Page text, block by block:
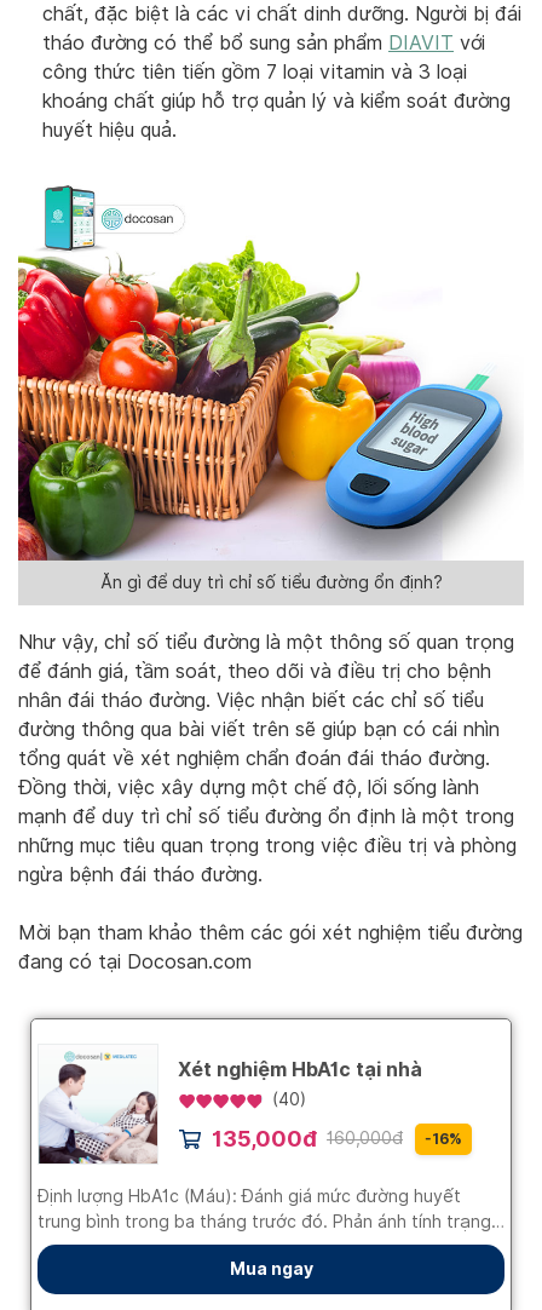
chất, đặc biệt là các vi chất dinh dưỡng. Người bị đái
tháo đường có thể bổ sung sản phẩm DIAVIT với
công thức tiên tiến gồm 7 loại vitamin và 3 loại
khoáng chất giúp hỗ trợ quản lý và kiểm soát đường
huyết hiệu quả.
Ăn gì để duy trì chỉ số tiểu đường ổn định?
Như vậy, chỉ số tiểu đường là một thông số quan trọng
để đánh giá, tầm soát, theo dõi và điều trị cho bệnh
nhân đái tháo đường. Việc nhận biết các chỉ số tiểu
đường thông qua bài viết trên sẽ giúp bạn có cái nhìn
tổng quát về xét nghiệm chẩn đoán đái tháo đường.
Đồng thời, việc xây dựng một chế độ, lối sống lành
mạnh để duy trì chỉ số tiểu đường ổn định là một trong
những mục tiêu quan trọng trong việc điều trị và phòng
ngừa bệnh đái tháo đường.
Mời bạn tham khảo thêm các gói xét nghiệm tiểu đường
đang có tại Docosan.com